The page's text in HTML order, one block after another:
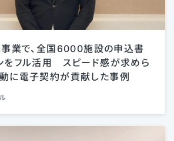
事業で、全国6000施設の申込書
をフル活用 スピード感が求めら
に電子契約が貢献した事例